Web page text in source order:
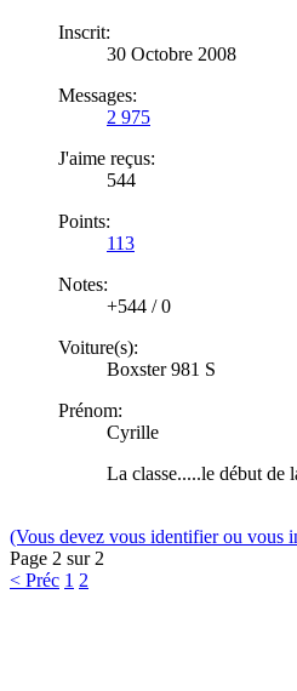
Inscrit:
30 Octobre 2008
Messages:
2 975
J'aime reçus:
544
Points:
113
Notes:
+544 /0
Voiture(s):
Boxster 981 S
Prénom:
Cyrille
La classe.....le début de
(Vous devez vous identifier ou vous
Page 2 sur 2
< Préc 1 2